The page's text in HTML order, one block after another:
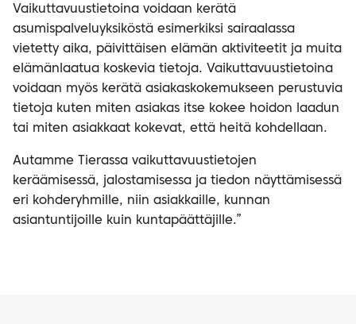
Vaikuttavuustietoina voidaan kerätä
asumispalveluyksiköstä esimerkiksi sairaalassa
vietetty aika, päivittäisen elämän aktiviteetit ja muita
elämänlaatua koskevia tietoja. Vaikuttavuustietoina
voidaan myös kerätä asiakaskokemukseen perustuvia
tietoja kuten miten asiakas itse kokee hoidon laadun
tai miten asiakkaat kokevat, että heitä kohdellaan.
Autamme Tierassa vaikuttavuustietojen
keräämisessä, jalostamisessa ja tiedon näyttämisessä
eri kohderyhmille, niin asiakkaille, kunnan
asiantuntijoille kuin kuntapäättäjille.”